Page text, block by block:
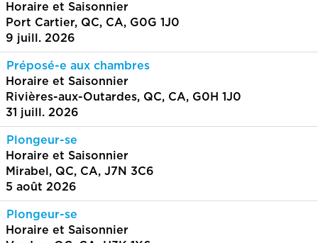
Horaire et Saisonnier
Port Cartier, QC, CA, G0G 1J0
9 juill. 2026
Préposé-e aux chambres
Horaire et Saisonnier
Rivières-aux-Outardes, QC, CA, G0H 1J0
31 juill. 2026
Plongeur-se
Horaire et Saisonnier
Mirabel, QC, CA, J7N 3C6
5 août 2026
Plongeur-se
Horaire et Saisonnier